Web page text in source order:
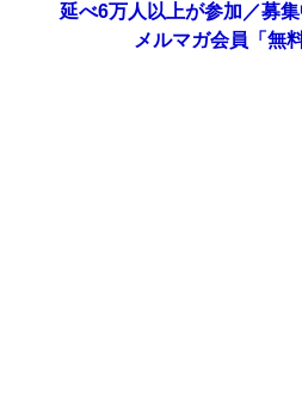
延べ6万人以上が参加／募
メルマガ会員「